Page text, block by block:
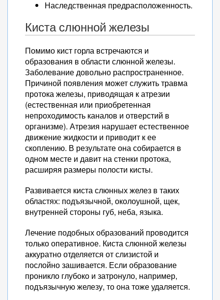
Наследственная предрасположенность.
Киста слюнной железы
Помимо кист горла встречаются и
образования в области слюнной железы.
Заболевание довольно распространенное.
Причиной появления может служить травма
протока железы, приводящая к атрезии
(естественная или приобретенная
непроходимость каналов и отверстий в
организме). Атрезия нарушает естественное
движение жидкости и приводит к ее
скоплению. В результате она собирается в
одном месте и давит на стенки протока,
расширяя размеры полости кисты.
Развивается киста слюнных желез в таких
областях: подъязычной, околоушной, щек,
внутренней стороны губ, неба, языка.
Лечение подобных образований проводится
только оперативное. Киста слюнной железы
аккуратно отделяется от слизистой и
послойно зашивается. Если образование
проникло глубоко и затронуло, например,
подъязычную железу, то она тоже удаляется.